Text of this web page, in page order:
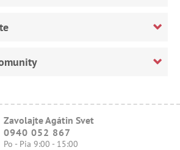
Zavolajte Agátin Svet
0940 052 867
Po - Pia 9:00 - 15:00